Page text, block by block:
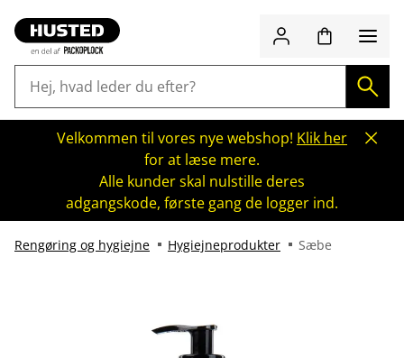
Velkommen til vores nye webshop! Klik her
for at læse mere.
Alle kunder skal nulstille deres
adgangskode, første gang de logger ind.
Rengøring og hygiejne Hygiejneprodukter Sæbe